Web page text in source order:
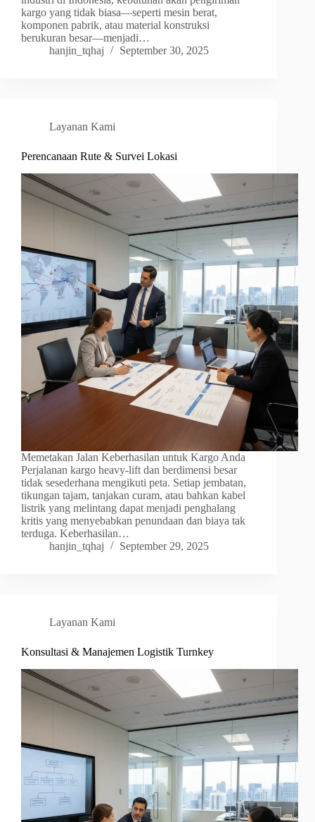
kargo yang tidak biasa—seperti mesin berat,
komponen pabrik, atau material konstruksi
berukuran besar—menjadi…
hanjin_tqhaj
September 30, 2025
Layanan Kami
Perencanaan Rute & Survei Lokasi
Memetakan Jalan Keberhasilan untuk Kargo Anda
Perjalanan kargo heavy-lift dan berdimensi besar
tidak sesederhana mengikuti peta. Setiap jembatan,
tikungan tajam, tanjakan curam, atau bahkan kabel
listrik yang melintang dapat menjadi penghalang
kritis yang menyebabkan penundaan dan biaya tak
terduga. Keberhasilan…
hanjin_tqhaj
September 29, 2025
Layanan Kami
Konsultasi & Manajemen Logistik Turnkey